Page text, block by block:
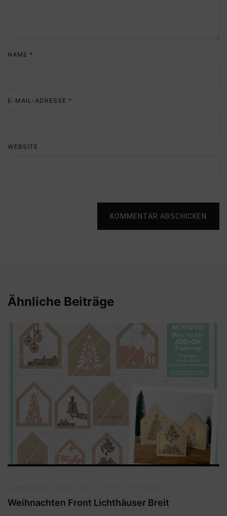
NAME *
E-MAIL-ADRESSE *
WEBSITE
KOMMENTAR ABSCHICKEN
Ähnliche Beiträge
Weihnachten Front Lichthäuser Breit